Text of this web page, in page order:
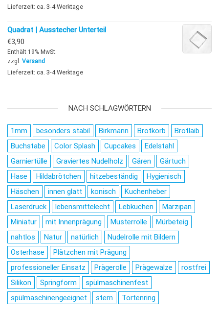
Lieferzeit: ca. 3-4 Werktage
Quadrat | Ausstecher Unterteil
€3,90
Enthält 19% MwSt.
zzgl. Versand
Lieferzeit: ca. 3-4 Werktage
NACH SCHLAGWÖRTERN
1mm besonders stabil Birkmann Brotkorb
Brotlaib
Buchstabe
Color Splash Cupcakes
Edelstahl
Garniertülle
Graviertes Nudelholz Gären
Gärtuch
Hase
Hildabrötchen hitzebeständig
Hygienisch
Häschen
innen glatt konisch
Kuchenheber
Laserdruck
lebensmittelecht Lebkuchen
Marzipan
Miniatur
mit Innenprägung Musterrolle
Mürbeteig
nahtlos
Natur natürlich
Nudelrolle mit Bildern
Osterhase
Plätzchen mit Prägung
professioneller Einsatz
Prägerolle Prägewalze
rostfrei
Silikon
Springform
spülmaschinenfest
spülmaschinengeeignet
stern Tortenring